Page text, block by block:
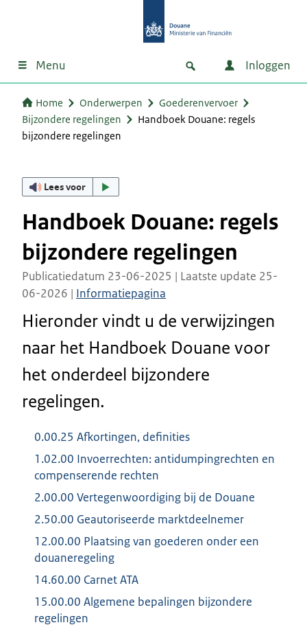
Menu Inloggen
Home Onderwerpen
Goederenvervoer
Bijzondere regelingen
Handboek Douane: regels
bijzondere regelingen
Lees voor
Handboek Douane: regels
bijzondere regelingen
Publicatiedatum 23-06-2025 | Laatste update 25-
06-2026 | Informatiepagina
Hieronder vindt u de verwijzingen
naar het Handboek Douane voor
het onderdeel bijzondere
regelingen.
0.00.25 Afkortingen, definities
1.02.00 Invoerrechten: antidumpingrechten en
compenserende rechten
2.00.00 Vertegenwoordiging bij de Douane
2.50.00 Geautoriseerde marktdeelnemer
12.00.00 Plaatsing van goederen onder een
douaneregeling
14.60.00 Carnet ATA
15.00.00 Algemene bepalingen bijzondere
regelingen